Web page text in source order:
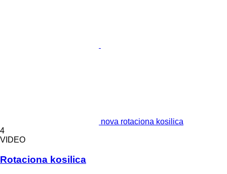
nova rotaciona kosilica
4
VIDEO
Rotaciona kosilica